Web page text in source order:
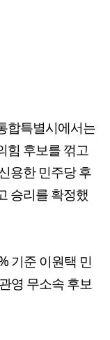
합특별시에서는
힘 후보를 꺾고
용한 민주당 후
승리를 확정했
기준 이원택 민
영 무소속 후보